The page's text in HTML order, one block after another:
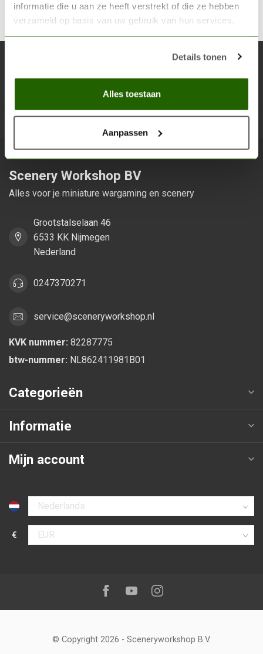
informatie die u aan ze heeft verstrekt of die ze hebben
verzameld op basis van uw gebruik van hun services.
Details tonen
Alles toestaan
Aanpassen
Blijf op de hoogte over onze laatste acties
Scenery Workshop BV
Alles voor je miniature wargaming en scenery
Grootstalselaan 46
6533 KK Nijmegen
Nederland
0247370271
service@sceneryworkshop.nl
KVK nummer: 82287775
btw-nummer: NL862411981B01
Categorieën
Informatie
Mijn account
Selecteer taal
€
Selecteer valuta
Volg ons op:Facebook
YoutubeInstagram
© Copyright 2026 - Sceneryworkshop B.V.